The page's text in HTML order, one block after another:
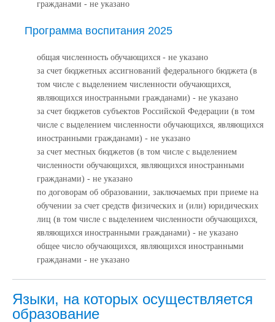
гражданами - не указано
Программа воспитания 2025
общая численность обучающихся - не указано
за счет бюджетных ассигнований федерального бюджета (в
том числе с выделением численности обучающихся,
являющихся иностранными гражданами) - не указано
за счет бюджетов субъектов Российской Федерации (в том
числе с выделением численности обучающихся, являющихся
иностранными гражданами) - не указано
за счет местных бюджетов (в том числе с выделением
численности обучающихся, являющихся иностранными
гражданами) - не указано
по договорам об образовании, заключаемых при приеме на
обучении за счет средств физических и (или) юридических
лиц (в том числе с выделением численности обучающихся,
являющихся иностранными гражданами) - не указано
общее число обучающихся, являющихся иностранными
гражданами - не указано
Языки, на которых осуществляется
образование